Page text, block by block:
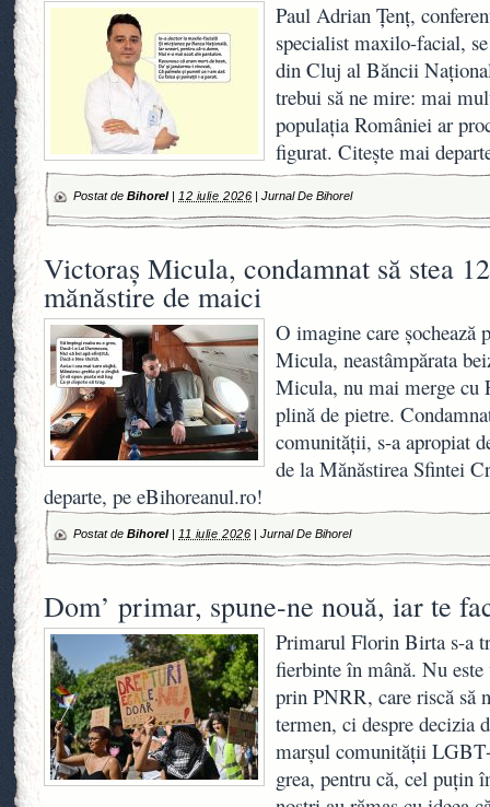
Paul Adrian Țenț,
specialist maxilo-facial,
din Cluj al Băncii
trebui să ne mire: mai
populația României ar
figurat. Citește mai
Postat de Bihorel| 12 iulie 2026 |Jurnal De Bihorel
Victoraș Micula, condamnat să stea
mănăstire de maici
O imagine care șochează
Micula, neastâmpărata
Micula, nu mai merge cu
plină de pietre.
comunității, s-a apropiat
de la Mănăstirea Sfintei
departe, pe eBihoreanul.ro!
Postat de Bihorel| 11 iulie 2026 |Jurnal De Bihorel
Dom’ primar, spune-ne nouă, iar te
Primarul Florin Birta s-a
fierbinte în mână. Nu
prin PNRR, care riscă să
termen, ci despre decizia
marșul comunității
grea, pentru că, cel puțin